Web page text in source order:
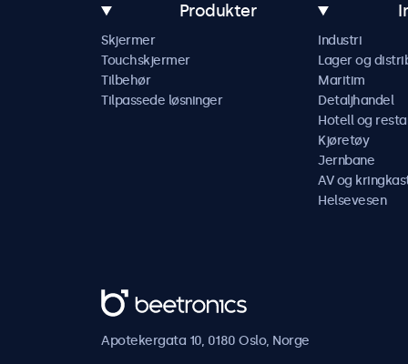
Produkter
Skjermer
Touchskjermer
Tilbehør
Tilpassede løsninger
Industri
Lager og
Maritim
Detaljhandel
Hotell og
Kjøretøy
Jernbane
AV og
Helsevesen
Beetronics
Apotekergata 10, 0180 Oslo, Norge